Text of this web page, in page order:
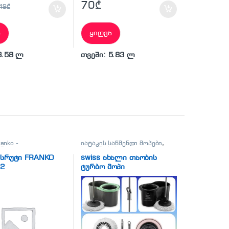
₾
ლ
70₾
ყიდვა
თვეში: 5.83 ლ
-
,ჰიგიენა-
FRANKO
იატაკის საწმენდი მოპები,
swiss ახალი თაობის
ტურბო მოპი